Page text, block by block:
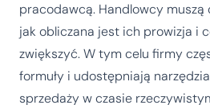
pracodawcą. Handlowcy muszą
jak obliczana jest ich prowizja i
zwiększyć. W tym celu firmy
formuły i udostępniają
sprzedaży w czasie